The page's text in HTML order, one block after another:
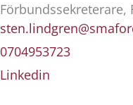
0704953723
Linkedin